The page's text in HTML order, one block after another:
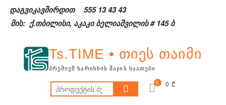
content
დაგვიკავშირდით
555 13 43 43
მის: ქ.თბილისი, აკაკი ბელიაშვილის # 145 ბ
Ts.TIME • თიეს თაიმი
ᲞᲠᲔᲛᲘᲣᲛ ᲮᲐᲠᲘᲡᲮᲘᲡ ᲛᲐᲯᲘᲡ ᲡᲐᲐᲗᲔᲑᲘ
ძებნა: 0 0 ₾